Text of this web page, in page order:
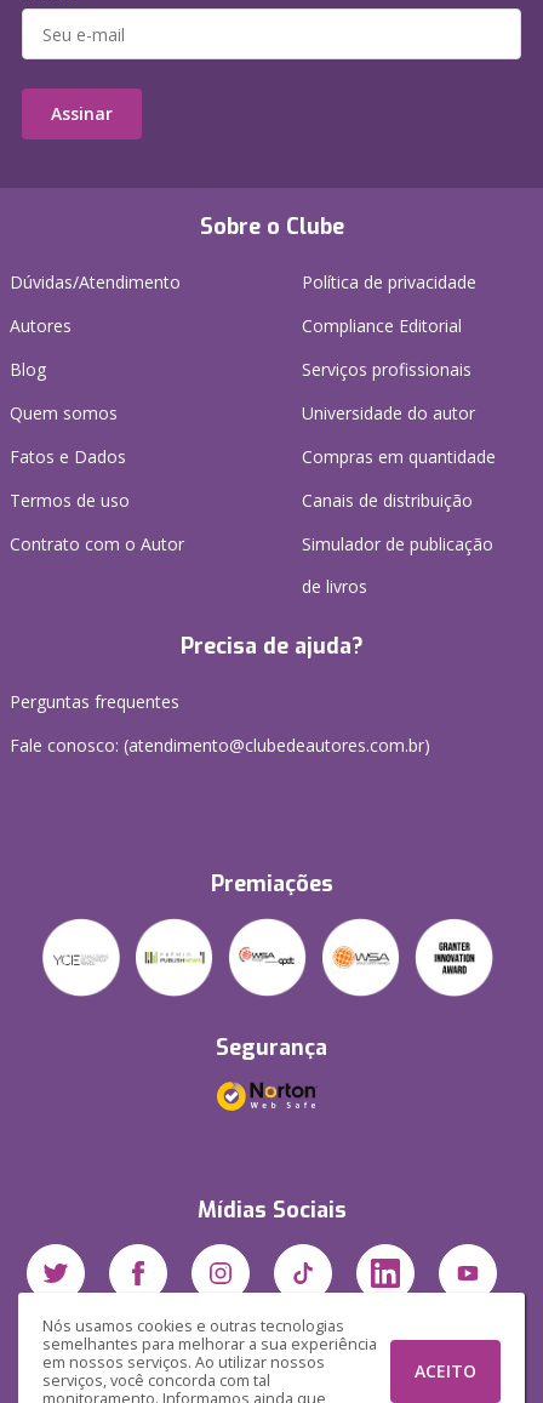
Nós usamos cookies e outras tecnologias
semelhantes para melhorar a sua experiência
em nossos serviços. Ao utilizar nossos
serviços, você concorda com tal
monitoramento. Informamos ainda que
ACEITO
Sobre o Clube
Dúvidas/Atendimento
Autores
Blog
Quem somos
Fatos e Dados
Termos de uso
Contrato com o Autor
Política de privacidade
Compliance Editorial
Serviços profissionais
Universidade do autor
Compras em quantidade
Canais de distribuição
Simulador de publicação
de livros
Precisa de ajuda?
Perguntas frequentes
Fale conosco: (atendimento@clubedeautores.com.br)
Premiações
Segurança
Mídias Sociais
Assinar